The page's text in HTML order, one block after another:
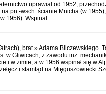
uprawiał od 1952,
pn.-wsch. ścianie Mnicha (w
1956). Wspinał...
brat » Adama Bilczewskiego.
w Gliwicach, z zawodu inż.
i w zimie, a w 1956 wspinał się w
i stamtąd na Mięguszowiecki